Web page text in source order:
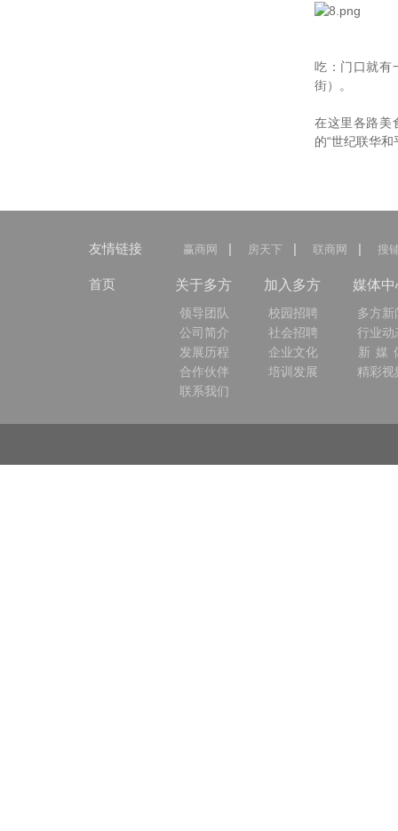
吃：门口就有
街）。
在这里各路美
的“世纪联华
友情链接 赢商网 | 房天下 | 联商网 | 搜
首页 关于多方 加入多方 媒体中
领导团队
公司简介
发展历程
合作伙伴
联系我们
校园招聘
社会招聘
企业文化
培训发展
多方新
行业动
新 媒
精彩视